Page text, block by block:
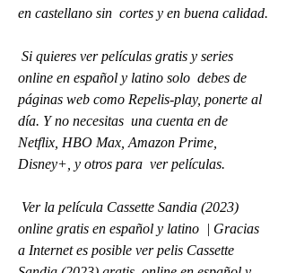
en castellano sin  cortes y en buena calidad.
online en español y latino solo  debes de
páginas web como Repelis-play, ponerte al
día. Y no necesitas  una cuenta en de
Netflix, HBO Max, Amazon Prime,
Disney+, y otros para  ver películas.
online gratis en español y latino  | Gracias
a Internet es posible ver pelis Cassette